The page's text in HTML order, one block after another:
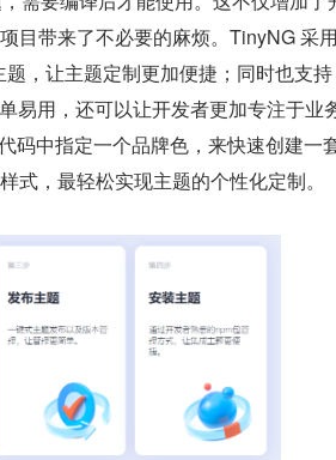
目带来了不必要的麻烦。TinyNG 采
，让主题定制更加便捷；同时也支
易用，还可以让开发者更加专注于业
码中指定一个品牌色，来快速创建一
式，最轻松实现主题的个性化定制。